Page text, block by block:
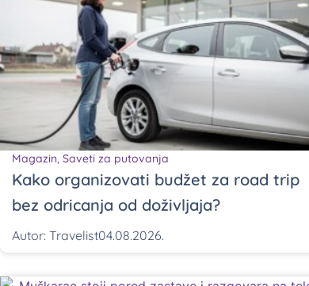
Magazin, Saveti za putovanja
Kako organizovati budžet za road trip
bez odricanja od doživljaja?
Autor: Travelist04.08.2026.